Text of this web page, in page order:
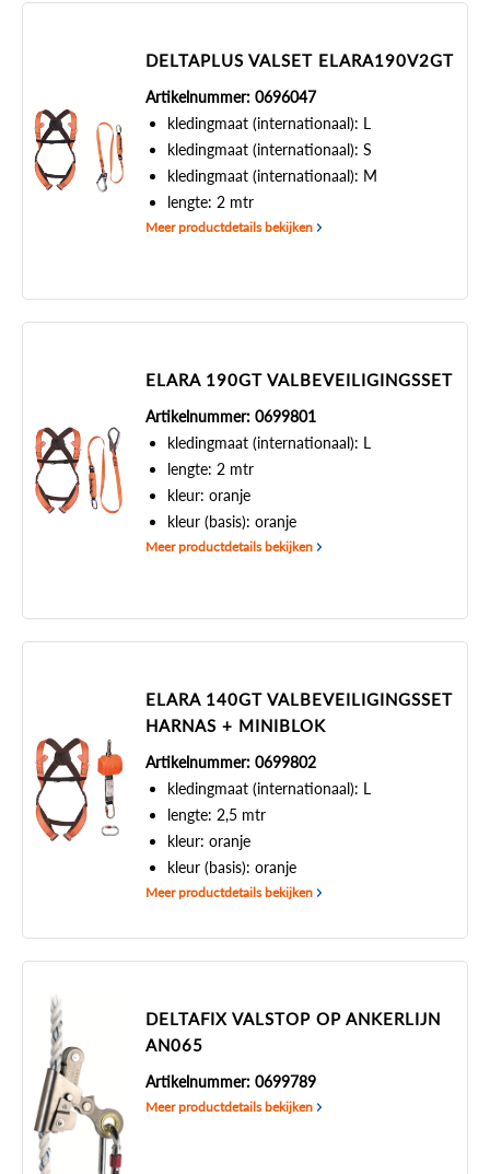
DELTAPLUS VALSET ELARA190V2GT
Artikelnummer: 0696047
kledingmaat (internationaal): L
kledingmaat (internationaal): S
kledingmaat (internationaal): M
lengte: 2 mtr
Meer productdetails bekijken
ELARA 190GT VALBEVEILIGINGSSET
Artikelnummer: 0699801
kledingmaat (internationaal): L
lengte: 2 mtr
kleur: oranje
kleur (basis): oranje
Meer productdetails bekijken
ELARA 140GT VALBEVEILIGINGSSET
HARNAS + MINIBLOK
Artikelnummer: 0699802
kledingmaat (internationaal): L
lengte: 2,5 mtr
kleur: oranje
kleur (basis): oranje
Meer productdetails bekijken
DELTAFIX VALSTOP OP ANKERLIJN
AN065
Artikelnummer: 0699789
Meer productdetails bekijken